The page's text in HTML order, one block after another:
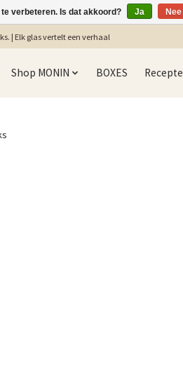
| Elk glas vertelt een verhaal
Shop MONIN BOXES
verbeteren. Is dat akkoord? Ja Nee